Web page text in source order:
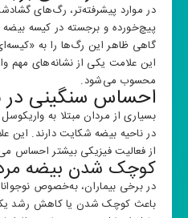
در موارد پیشرفته‌تر، رگ‌های
پیچ‌خورده و برجسته در کیسه
گاهی ظاهر این رگ‌ها را به
این علامت یکی از نشانه‌های مهم
محسوب می‌شود.
احساس سنگینی در
بسیاری از مردان مبتلا به
در ناحیه بیضه شکایت دارند. این
از فعالیت فیزیکی بیشتر احساس
کوچک شدن بیضه
در برخی بیماران، به‌خصوص
باعث کوچک شدن یا کاهش رشد